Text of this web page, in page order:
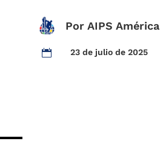
Por AIPS América
 23 de julio de 2025